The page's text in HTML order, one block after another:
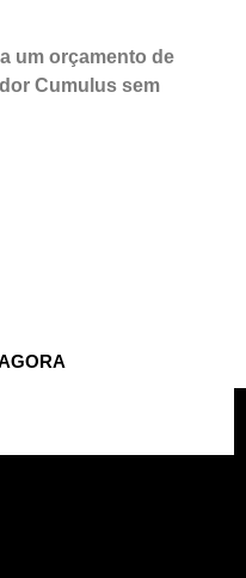
um orçamento de
Cumulus sem